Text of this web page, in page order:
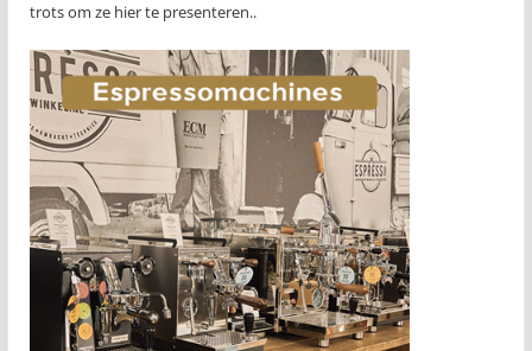
trots om ze hier te presenteren..